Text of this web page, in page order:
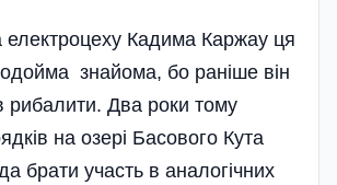
Кадима Каржау ця
знайома, бо раніше він
рибалити. Два роки тому
на озері Басового Кута
брати участь в аналогічних